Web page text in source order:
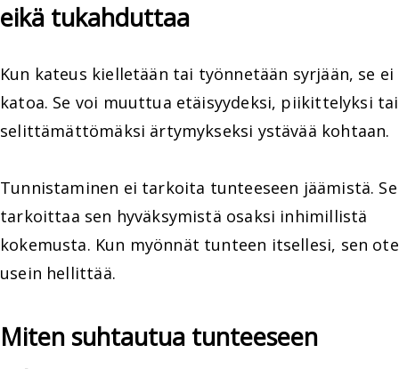
eikä tukahduttaa
Kun kateus kielletään tai työnnetään syrjään, se ei
katoa. Se voi muuttua etäisyydeksi, piikittelyksi tai
selittämättömäksi ärtymykseksi ystävää kohtaan.
Tunnistaminen ei tarkoita tunteeseen jäämistä. Se
tarkoittaa sen hyväksymistä osaksi inhimillistä
kokemusta. Kun myönnät tunteen itsellesi, sen ote
usein hellittää.
Miten suhtautua tunteeseen